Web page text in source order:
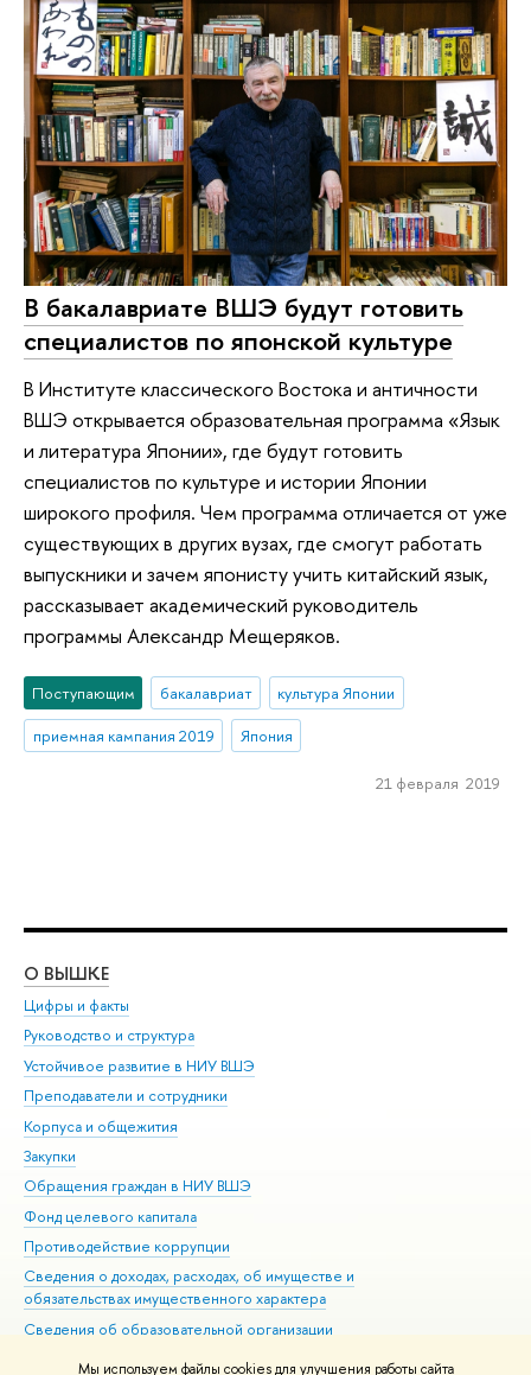
Мы используем файлы cookies для улучшения работы сайта
В бакалавриате ВШЭ будут готовить
специалистов по японской культуре
В Институте классического Востока и античности
ВШЭ открывается образовательная программа «Язык
и литература Японии», где будут готовить
специалистов по культуре и истории Японии
широкого профиля. Чем программа отличается от уже
существующих в других вузах, где смогут работать
выпускники и зачем японисту учить китайский язык,
рассказывает академический руководитель
программы Александр Мещеряков.
Поступающим бакалавриат
культура Японии
приемная кампания 2019
Япония
21 февраля 2019
О ВЫШКЕ
Цифры и факты
Руководство и структура
Устойчивое развитие в НИУ ВШЭ
Преподаватели и сотрудники
Корпуса и общежития
Закупки
Обращения граждан в НИУ ВШЭ
Фонд целевого капитала
Противодействие коррупции
Сведения о доходах, расходах, об имуществе и
обязательствах имущественного характера
Сведения об образовательной организации
Людям с ограниченными возможностями здоровья